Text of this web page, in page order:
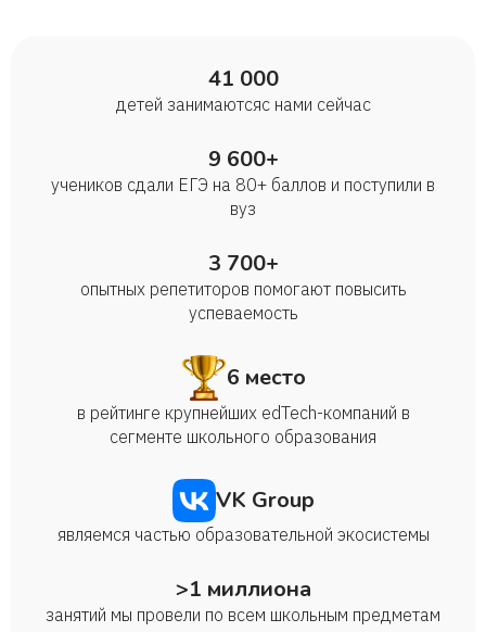
41 000
детей занимаются с нами сейчас
9 600+
учеников сдали ЕГЭ на 80+ баллов и поступили в
вуз
3 700+
опытных репетиторов помогают повысить
успеваемость
6 место
в рейтинге крупнейших edTech-компаний в
сегменте школьного образования
VK Group
являемся частью образовательной экосистемы
>1 миллиона
занятий мы провели по всем школьным предметам